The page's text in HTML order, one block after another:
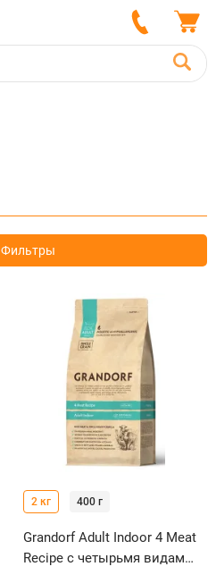
Фильтры
2 кг 400 г
Grandorf Adult Indoor 4 Meat
Recipe с четырьмя видами